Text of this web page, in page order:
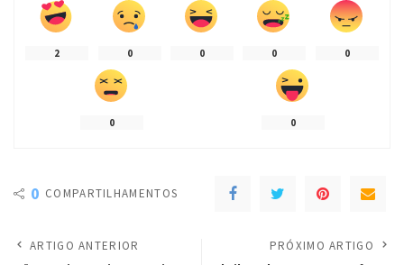
2 0 0 0 0
0 0
0 COMPARTILHAMENTOS
ARTIGO ANTERIOR
PRÓXIMO ARTIGO